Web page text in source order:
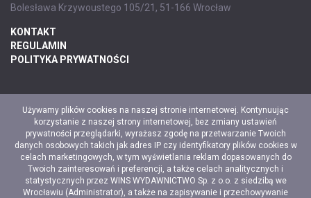
Bolesława Krzywoustego 105/21, 51-166 Wrocław
KONTAKT
REGULAMIN
POLITYKA PRYWATNOŚCI
Używamy plików cookies na naszej stronie internetowej. Kontynuując
korzystanie z naszej strony internetowej, bez zmiany ustawień
prywatności przeglądarki, wyrażasz zgodę na przetwarzanie Twoich
danych osobowych takich jak adres IP czy identyfikatory plików cookies w
celach marketingowych, w tym wyświetlania reklam dopasowanych do
Twoich zainteresowań i preferencji, a także celach analitycznych i
statystycznych przez WINS WYDAWNICTWO Sp. z o.o. z siedzibą we
Wrocławiu (Administrator), a także na zapisywanie i przechowywanie